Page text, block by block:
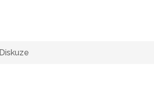
Diskuze